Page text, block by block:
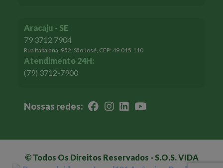
Aracaju - SE
79 3712 7904
Rua Itabaiana, 952, São José, CEP: 49.015.110
Atendimento 24H:
(79) 3712-7900
Nossas redes:
© Todos Os Direitos Reservados - S.O.S. VIDA